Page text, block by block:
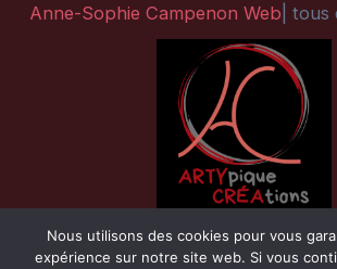
Anne-Sophie Campenon Web |
Nous utilisons des cookies pour vous
expérience sur notre site web. Si vous